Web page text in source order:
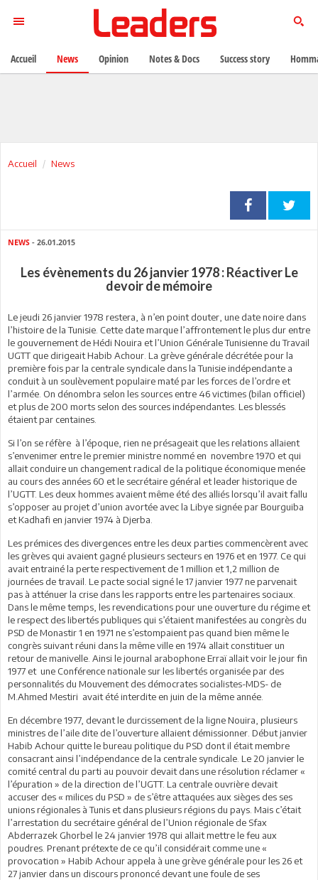
Accueil News
NEWS - 26.01.2015
Les évènements du 26 janvier 1978 : Réactiver Le
devoir de mémoire
Le jeudi 26 janvier 1978 restera, à n’en point douter, une date noire dans
l’histoire de la Tunisie. Cette date marque l’affrontement le plus dur entre
le gouvernement de Hédi Nouira et l’Union Générale Tunisienne du Travail
UGTT que dirigeait Habib Achour. La grève générale décrétée pour la
première fois par la centrale syndicale dans la Tunisie indépendante a
conduit à un soulèvement populaire maté par les forces de l’ordre et
l’armée. On dénombra selon les sources entre 46 victimes (bilan officiel)
et plus de 200 morts selon des sources indépendantes. Les blessés
étaient par centaines.
Si l’on se réfère à l’époque, rien ne présageait que les relations allaient
s’envenimer entre le premier ministre nommé en novembre 1970 et qui
allait conduire un changement radical de la politique économique menée
au cours des années 60 et le secrétaire général et leader historique de
l’UGTT. Les deux hommes avaient même été des alliés lorsqu’il avait fallu
s’opposer au projet d’union avortée avec la Libye signée par Bourguiba
et Kadhafi en janvier 1974 à Djerba.
Les prémices des divergences entre les deux parties commencèrent avec
les grèves qui avaient gagné plusieurs secteurs en 1976 et en 1977. Ce qui
avait entrainé la perte respectivement de 1 million et 1,2 million de
journées de travail. Le pacte social signé le 17 janvier 1977 ne parvenait
pas à atténuer la crise dans les rapports entre les partenaires sociaux.
Dans le même temps, les revendications pour une ouverture du régime et
le respect des libertés publiques qui s’étaient manifestées au congrès du
PSD de Monastir 1 en 1971 ne s’estompaient pas quand bien même le
congrès suivant réuni dans la même ville en 1974 allait constituer un
retour de manivelle. Ainsi le journal arabophone Erraï allait voir le jour fin
1977 et une Conférence nationale sur les libertés organisée par des
personnalités du Mouvement des démocrates socialistes-MDS- de
M.Ahmed Mestiri avait été interdite en juin de la même année.
En décembre 1977, devant le durcissement de la ligne Nouira, plusieurs
ministres de l’aile dite de l’ouverture allaient démissionner. Début janvier
Habib Achour quitte le bureau politique du PSD dont il était membre
consacrant ainsi l’indépendance de la centrale syndicale. Le 20 janvier le
comité central du parti au pouvoir devait dans une résolution réclamer «
l’épuration » de la direction de l’UGTT. La centrale ouvrière devait
accuser des « milices du PSD » de s’être attaquées aux sièges des ses
unions régionales à Tunis et dans plusieurs régions du pays. Mais c’était
l’arrestation du secrétaire général de l’Union régionale de Sfax
Abderrazek Ghorbel le 24 janvier 1978 qui allait mettre le feu aux
poudres. Prenant prétexte de ce qu’il considérait comme une «
provocation » Habib Achour appela à une grève générale pour les 26 et
27 janvier dans un discours prononcé devant une foule de ses
Accueil News Opinion Notes & Docs Success story